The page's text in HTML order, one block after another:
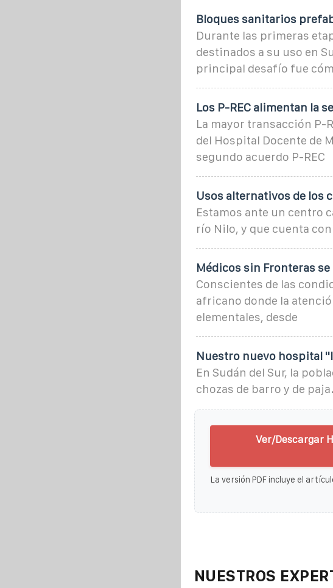
Bloques sanitarios
Durante las primeras
destinados a su uso en
principal desafío fue
Los P-REC alimentan la
La mayor transacción P-
del Hospital Docente de
segundo acuerdo P-REC
Usos alternativos de los
Estamos ante un centro
río Nilo, y que cuenta
Médicos sin Fronteras
Conscientes de las
africano donde la
elementales, desde
Nuestro nuevo hospital
En Sudán del Sur, la
chozas de barro y de
Ver/Descargar
La versión PDF incluye el
NUESTROS